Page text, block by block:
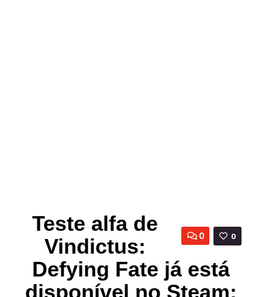
0
0
Teste alfa de
Vindictus:
Defying Fate já está
disponível no Steam;